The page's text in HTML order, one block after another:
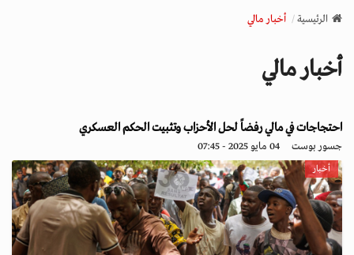
v
a
o
n
الرئيسية أخبار مالي
أخبار مالي
احتجاجات في مالي رفضاً لحل الأحزاب وتثبيت الحكم العسكري
جسور بوست 04 مايو 2025 - 07:45
أخبار